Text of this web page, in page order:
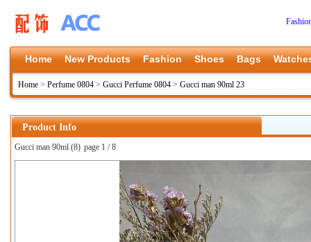
Home New Products Fashion Shoes Bags
Home > Perfume 0804 > Gucci Perfume 0804 > Gucci man 90ml 23
Product Info
Gucci man 90ml (8) page 1 / 8